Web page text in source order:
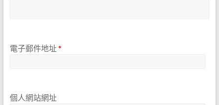
電子郵件地址*
個人網站網址